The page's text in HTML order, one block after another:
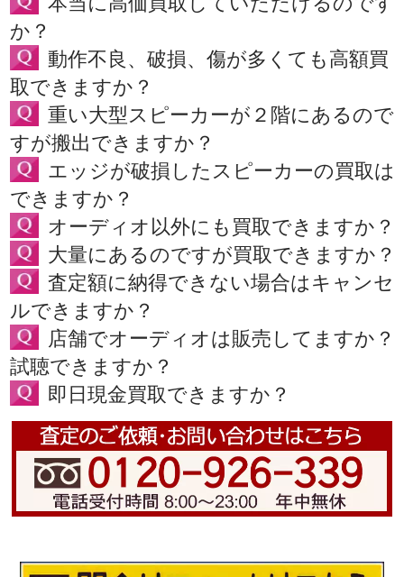
か？
動作不良、破損、傷が多くても高額買
取できますか？
重い大型スピーカーが２階にあるので
すが搬出できますか？
エッジが破損したスピーカーの買取は
できますか？
オーディオ以外にも買取できますか？
大量にあるのですが買取できますか？
査定額に納得できない場合はキャンセ
ルできますか？
店舗でオーディオは販売してますか？
試聴できますか？
即日現金買取できますか？